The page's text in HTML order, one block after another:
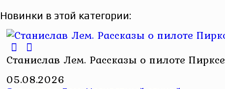
Новинки в этой категории:
Станислав Лем. Рассказы о пилоте Пирксе
05.08.2026